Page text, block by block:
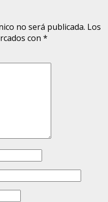
no será publicada. Los
con *